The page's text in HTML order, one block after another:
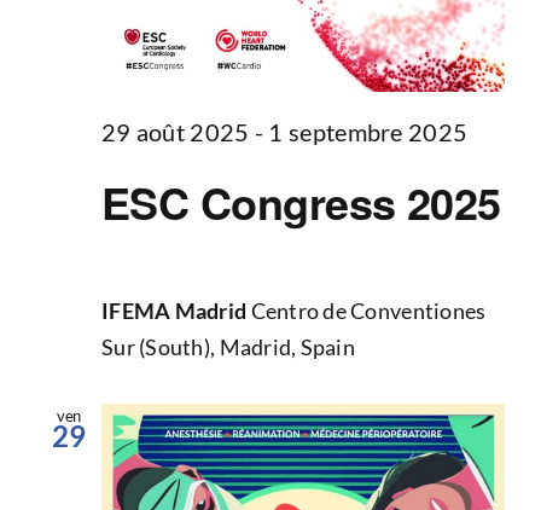
ESC Congress 2025
29 août 2025 - 1 septembre 2025
IFEMA Madrid Centro de Conventiones
Sur (South), Madrid, Spain
ven
29